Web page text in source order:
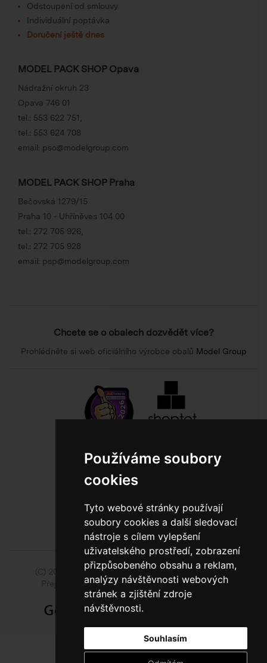
Používáme soubory
cookies
Tyto webové stránky používají
soubory cookies a další sledovací
nástroje s cílem vylepšení
uživatelského prostředí, zobrazení
přizpůsobeného obsahu a reklam,
analýzy návštěvnosti webových
stránek a zjištění zdroje
návštěvnosti.
Souhlasím
Odstoupení od smlouvy
Individuální poptávka
Doručení ještě dnes
MODEL PACK SHOP Opava
Nádražní okruh 23
Opava 746 01
tel.: 553 622 751
tel.: 553 624 708
email: pso@modelgroup.com
MODEL PACK SHOP Praha
Bečovská 1279/15
Praha 10 - Uhříněves 104 00
tel.: 272 705 926
tel.: 272 705 928
email: psp@modelgroup.com
Chcete se o obalech dozvědět více?
Prohlédněte si web oficiálního výrobce obalů Model Group
800 10 10 77
BEZPLATNÁ INFOLINKA
(C) 2014 - 2026 Model Obaly a.s.,ISSA CZECH s.r.o.
Přejít na slovenskou pobočku Model Pack Shop